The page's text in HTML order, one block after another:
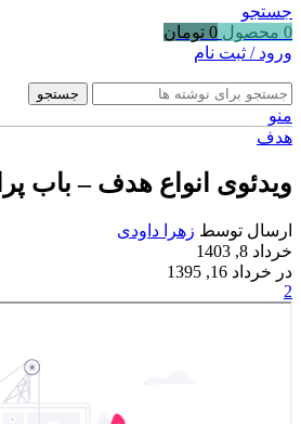
جستجو
0 محصول 0 تومان
ورود / ثبت نام
جستجو
منو
هدف
ویدئوی انواع هدف – باب
ارسال توسط زهرا داودی
خرداد 8, 1403
در خرداد 16, 1395
2